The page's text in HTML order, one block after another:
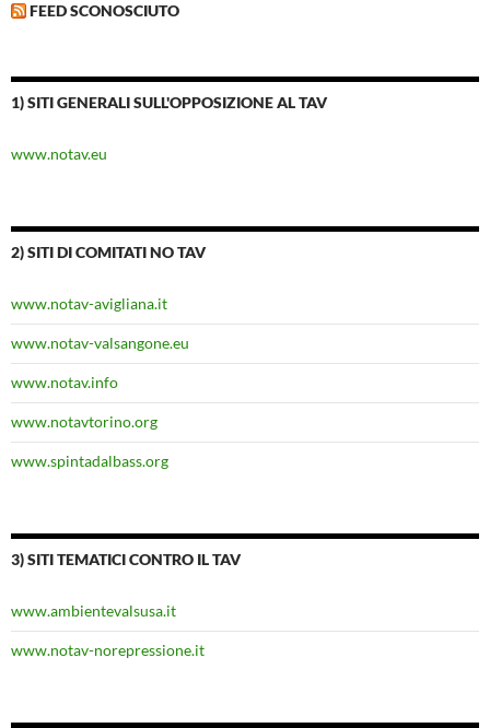
FEED SCONOSCIUTO
1) SITI GENERALI SULL'OPPOSIZIONE AL TAV
www.notav.eu
2) SITI DI COMITATI NO TAV
www.notav-avigliana.it
www.notav-valsangone.eu
www.notav.info
www.notavtorino.org
www.spintadalbass.org
3) SITI TEMATICI CONTRO IL TAV
www.ambientevalsusa.it
www.notav-norepressione.it